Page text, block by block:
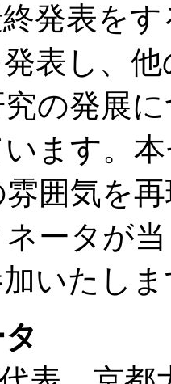
発表を
表し、
の発展
ます。
囲気を
ータが
いたし